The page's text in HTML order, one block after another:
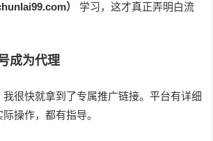
）
学习，这才真正弄明白流
成为代理
很快就拿到了专属推广链接。平台有详细
操作，都有指导。